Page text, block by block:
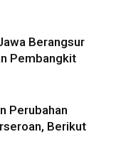
Berangsur
Pembangkit
Perubahan
Berikut